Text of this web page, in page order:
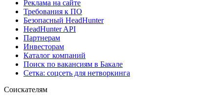
Реклама на сайте
Требования к ПО
Безопасный HeadHunter
HeadHunter API
Партнерам
Инвесторам
Каталог компаний
Поиск по вакансиям в Бакале
Сетка: соцсеть для нетворкинга
Соискателям